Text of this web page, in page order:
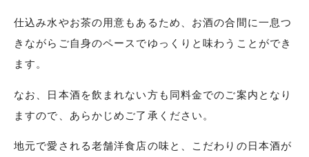
仕込み水やお茶の用意もあるため、お酒の合間に一息つ
きながらご自身のペースでゆっくりと味わうことができ
ます。
なお、日本酒を飲まれない方も同料金でのご案内となり
ますので、あらかじめご了承ください。
地元で愛される老舗洋食店の味と、こだわりの日本酒が